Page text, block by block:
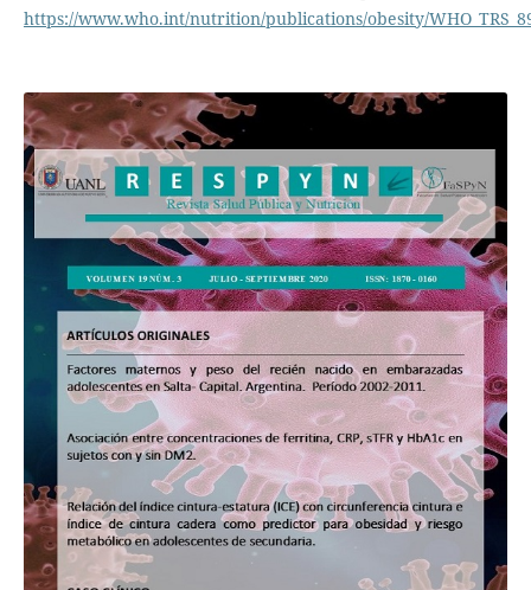
https://www.who.int/nutrition/publications/obesity/